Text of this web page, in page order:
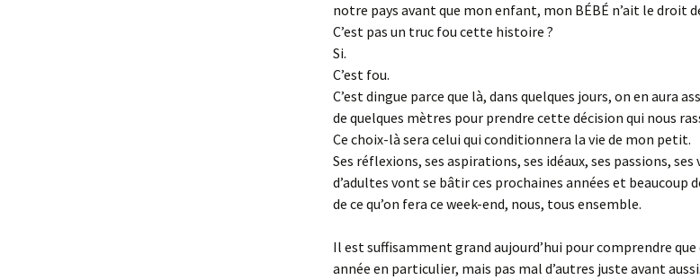
notre pays avant que mon enfant, mon BÉBÉ n’ait le droit
C’est pas un truc fou cette histoire ?
Si.
C’est fou.
C’est dingue parce que là, dans quelques jours, on en aura
de quelques mètres pour prendre cette décision qui nous
Ce choix-là sera celui qui conditionnera la vie de mon petit.
Ses réflexions, ses aspirations, ses idéaux, ses passions,
d’adultes vont se bâtir ces prochaines années et beaucoup
de ce qu’on fera ce week-end, nous, tous ensemble.
Il est suffisamment grand aujourd’hui pour comprendre
année en particulier, mais pas mal d’autres juste avant aussi.